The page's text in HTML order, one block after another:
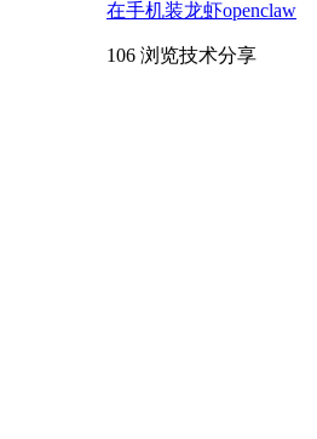
在手机装龙虾openclaw
106 浏览技术分享